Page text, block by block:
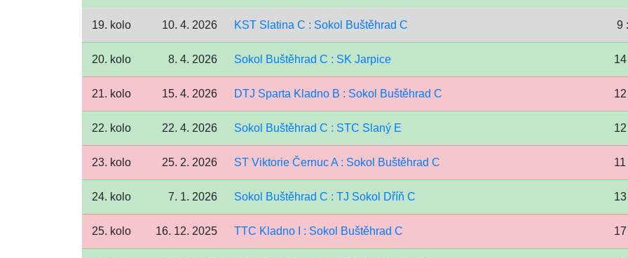
19. kolo 10. 4. 2026 KST Slatina C : Sokol Buštěhrad C 9
20. kolo 8. 4. 2026 Sokol Buštěhrad C : SK Jarpice
21. kolo 15. 4. 2026 DTJ Sparta Kladno B : Sokol Buštěhrad C
22. kolo 22. 4. 2026 Sokol Buštěhrad C : STC Slaný E
23. kolo 25. 2. 2026 ST Viktorie Černuc A : Sokol Buštěhrad C 11
24. kolo 7. 1. 2026 Sokol Buštěhrad C : TJ Sokol Dříň C
25. kolo 16. 12. 2025 TTC Kladno I : Sokol Buštěhrad C